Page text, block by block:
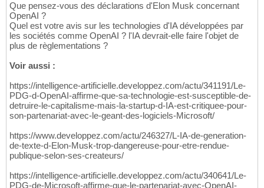
Que pensez-vous des déclarations d'Elon Musk concernant
OpenAI ?
Quel est votre avis sur les technologies d'IA développées par
les sociétés comme OpenAI ? l'IA devrait-elle faire l'objet de
plus de règlementations ?
Voir aussi :
https://intelligence-artificielle.developpez.com/actu/341191/Le-
PDG-d-OpenAI-affirme-que-sa-technologie-est-susceptible-de-
detruire-le-capitalisme-mais-la-startup-d-IA-est-critiquee-pour-
son-partenariat-avec-le-geant-des-logiciels-Microsoft/
https://www.developpez.com/actu/246327/L-IA-de-generation-
de-texte-d-Elon-Musk-trop-dangereuse-pour-etre-rendue-
publique-selon-ses-createurs/
https://intelligence-artificielle.developpez.com/actu/340641/Le-
PDG-de-Microsoft-affirme-que-le-partenariat-avec-OpenAI-